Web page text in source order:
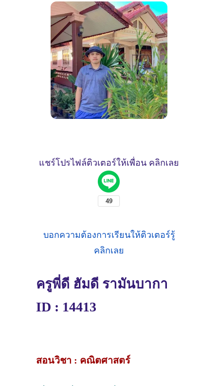
แชร์โปรไฟล์ติวเตอร์ให้เพื่อน คลิกเลย
บอกความต้องการเรียนให้ติวเตอร์รู้
คลิกเลย
ครูพี่ดี ฮัมดี รามันบากา
ID : 14413
สอนวิชา : คณิตศาสตร์